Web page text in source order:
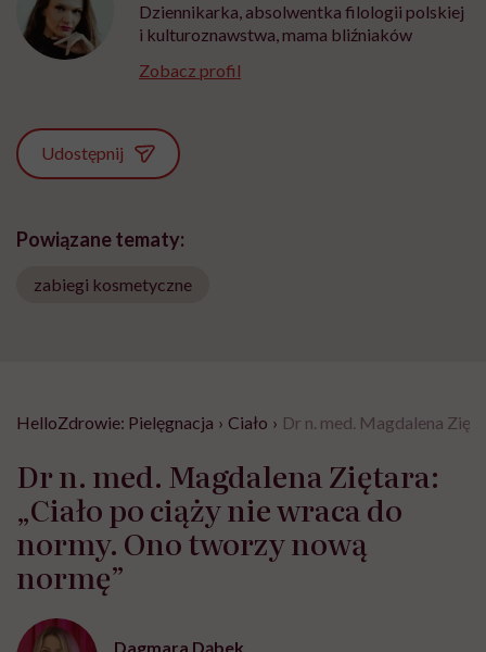
Dziennikarka, absolwentka filologii polskiej
i kulturoznawstwa, mama bliźniaków
Zobacz profil
Udostępnij
Powiązane tematy:
zabiegi kosmetyczne
HelloZdrowie: Pielęgnacja › Ciało › Dr n. med. Magdalena
Dr n. med. Magdalena Ziętara:
„Ciało po ciąży nie wraca do
normy. Ono tworzy nową
normę”
Dagmara Dąbek